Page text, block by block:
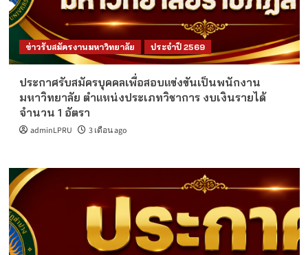
ข่าวรับสมัครงานมหาวิทยาลัย ประจำปี 2569
ประกาศรับสมัครบุคคลเพื่อสอบแข่งขันเป็นพนักงาน
มหาวิทยาลัย ตำแหน่งประเภทวิชาการ งบเงินรายได้
จำนวน 1 อัตรา
adminLPRU 3 เดือน ago